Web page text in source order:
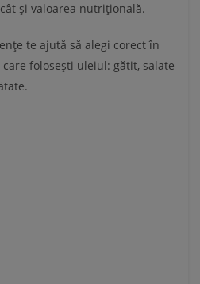
și valoarea nutrițională.
te ajută să alegi corect în
folosești uleiul: gătit, salate